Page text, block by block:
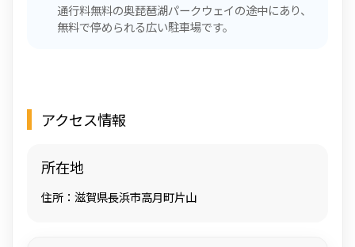
通行料無料の奥琵琶湖パークウェイの途中にあり、
無料で停められる広い駐車場です。
アクセス情報
所在地
住所：滋賀県長浜市高月町片山